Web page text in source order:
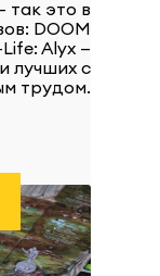
так это в
DOOM
Alyx —
лучших с
трудом.